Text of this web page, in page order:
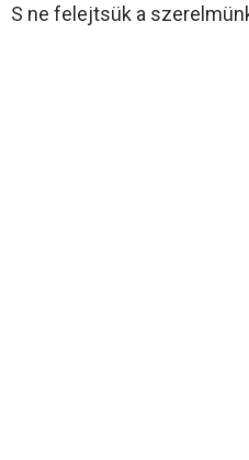
S ne felejtsük a